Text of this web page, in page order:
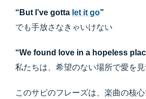
“But I’ve gotta let it go”
でも手放さなきゃいけない
“We found love in a hopeless
私たちは、希望のない場所で愛を見
このサビのフレーズは、楽曲の核